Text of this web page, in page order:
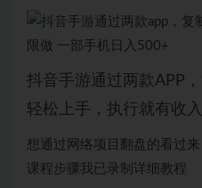
抖音手游通过两款APP
轻松上手，执行就有收入
想通过网络项目翻盘的看过来
课程步骤我已录制详细教程